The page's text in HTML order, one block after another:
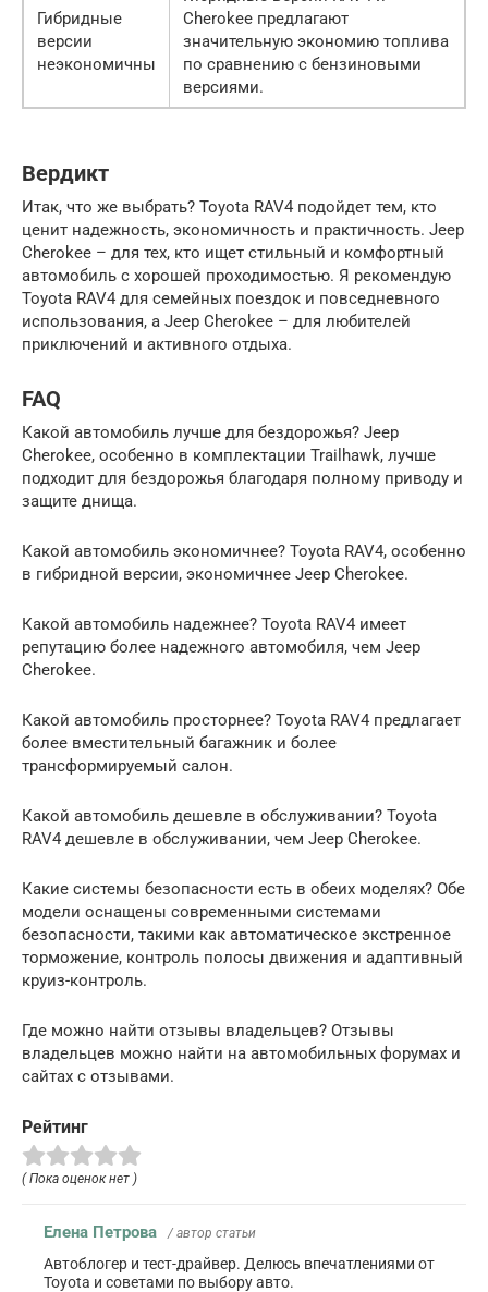
Гибридные
версии
неэкономичны
Cherokee предлагают
значительную экономию топлива
по сравнению с бензиновыми
версиями.
Вердикт
Итак, что же выбрать? Toyota RAV4 подойдет тем, кто
ценит надежность, экономичность и практичность. Jeep
Cherokee – для тех, кто ищет стильный и комфортный
автомобиль с хорошей проходимостью. Я рекомендую
Toyota RAV4 для семейных поездок и повседневного
использования, а Jeep Cherokee – для любителей
приключений и активного отдыха.
FAQ
Какой автомобиль лучше для бездорожья? Jeep
Cherokee, особенно в комплектации Trailhawk, лучше
подходит для бездорожья благодаря полному приводу и
защите днища.
Какой автомобиль экономичнее? Toyota RAV4, особенно
в гибридной версии, экономичнее Jeep Cherokee.
Какой автомобиль надежнее? Toyota RAV4 имеет
репутацию более надежного автомобиля, чем Jeep
Cherokee.
Какой автомобиль просторнее? Toyota RAV4 предлагает
более вместительный багажник и более
трансформируемый салон.
Какой автомобиль дешевле в обслуживании? Toyota
RAV4 дешевле в обслуживании, чем Jeep Cherokee.
Какие системы безопасности есть в обеих моделях? Обе
модели оснащены современными системами
безопасности, такими как автоматическое экстренное
торможение, контроль полосы движения и адаптивный
круиз-контроль.
Где можно найти отзывы владельцев? Отзывы
владельцев можно найти на автомобильных форумах и
сайтах с отзывами.
Рейтинг
( Пока оценок нет )
Елена Петрова / автор статьи
Автоблогер и тест-драйвер. Делюсь впечатлениями от
Toyota и советами по выбору авто.